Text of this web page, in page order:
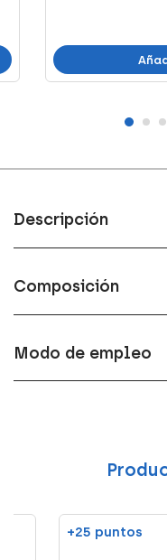
Descripción
Composición
Modo de empleo
+25 puntos